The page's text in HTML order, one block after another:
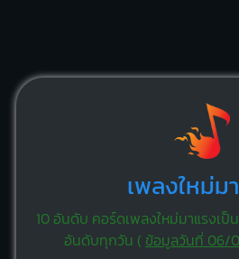
เพลงใหม่ม
10 อันดับ คอร์ดเพลงใหม่มาแรงเ
อันดับทุกวัน ( ข้อมูลวันที่ 06/